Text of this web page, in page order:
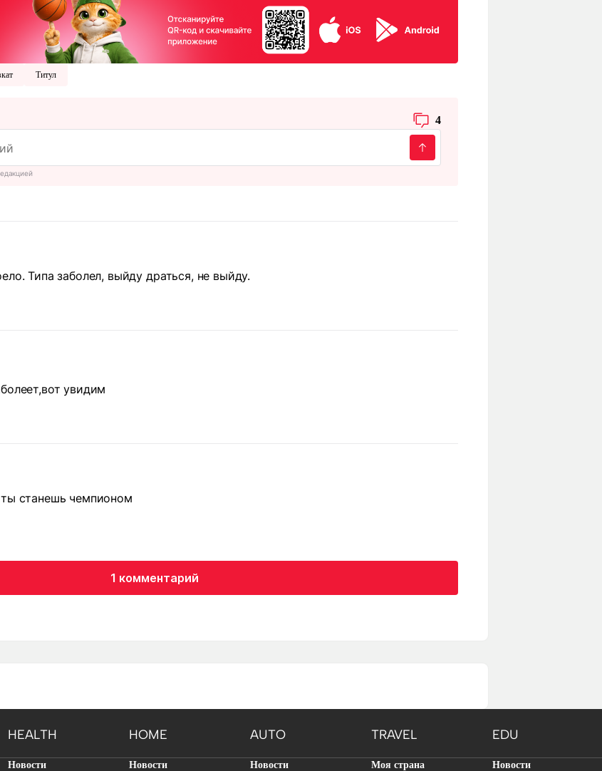
Титул
4
Типа заболел, выйду драться, не выйду.
увидим
станешь чемпионом
1 комментарий
HEALTH HOME AUTO TRAVEL EDU
Новости Новости Новости Моя страна Новости